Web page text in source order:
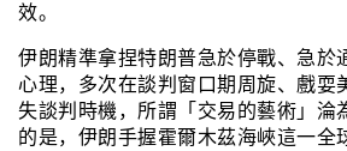
效。
伊朗精準拿捏特朗普急於停戰、急於
心理，多次在談判窗口期周旋、戲耍
失談判時機，所謂「交易的藝術」淪
的是，伊朗手握霍爾木茲海峽這一全